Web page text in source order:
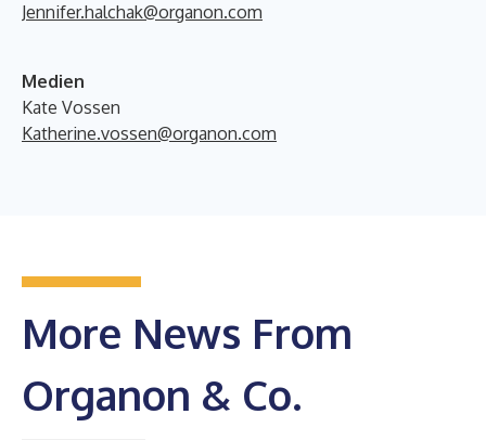
Jennifer.halchak@organon.com
Medien
Kate Vossen
Katherine.vossen@organon.com
More News From
Organon & Co.